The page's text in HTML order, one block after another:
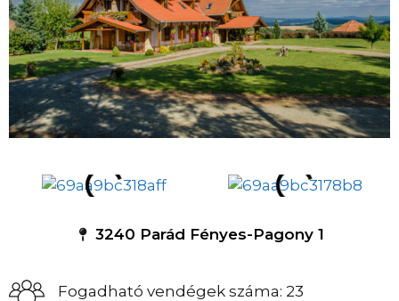
3240 Parád Fényes-Pagony 1
Fogadható vendégek száma: 23